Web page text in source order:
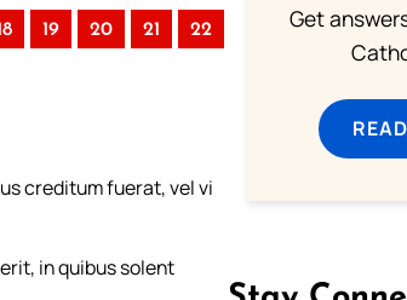
19 20 21 22
creditum fuerat, vel vi
in quibus solent
Get